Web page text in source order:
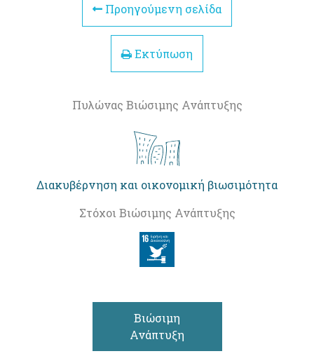
Προηγούμενη σελίδα
Εκτύπωση
Πυλώνας Βιώσιμης Ανάπτυξης
Διακυβέρνηση και οικονομική βιωσιμότητα
Στόχοι Βιώσιμης Ανάπτυξης
Βιώσιμη
Ανάπτυξη